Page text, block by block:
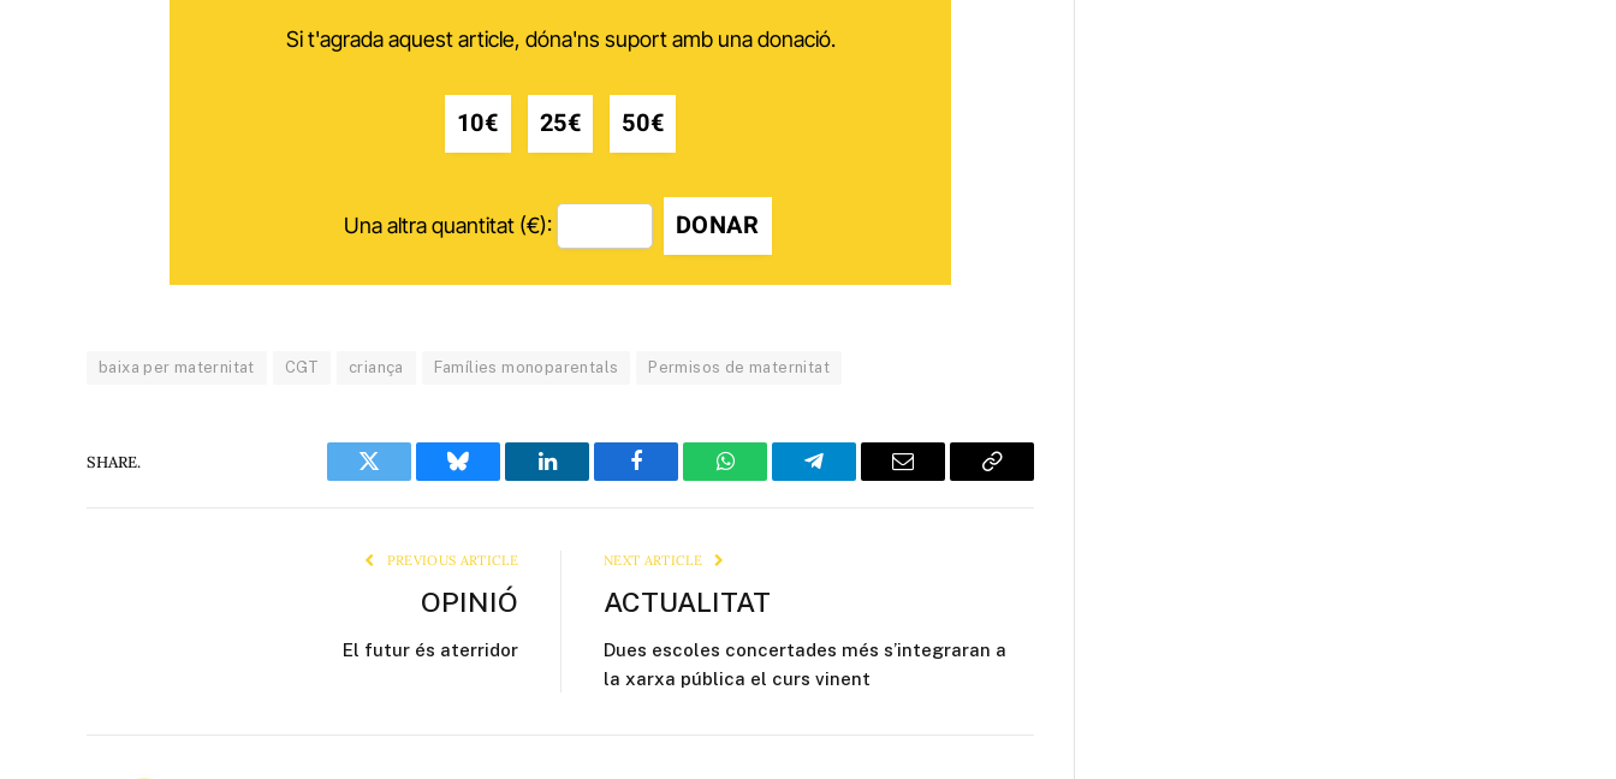
Si t'agrada aquest article, dóna'ns suport amb una donació.
10€ 25€ 50€
Una altra quantitat (€): DONAR
baixa per maternitat CGT criança Famílies monoparentals Permisos de maternitat
SHARE.
Twitter Bluesky LinkedIn Facebook WhatsAppTelegram Email
Copy
PREVIOUS ARTICLE
OPINIÓ
El futur és aterridor
NEXT ARTICLE
ACTUALITAT
Dues escoles concertades més s’integraran a
la xarxa pública el curs vinent